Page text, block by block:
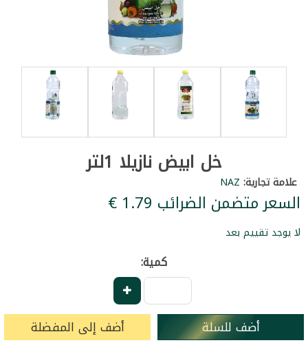
خل ابيض نازيلا 1لتر
علامة تجارية: NAZ
السعر متضمن الضرائب ‏1.79 €
لا يوجد تقييم بعد
كمية:
أضف للسلة أضف إلى المفضلة